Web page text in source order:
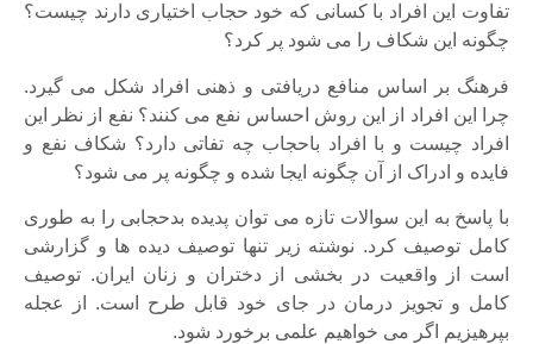
تفاوت این افراد با کسانی که خود حجاب اختیاری دارند چیست؟
چگونه این شکاف را می شود پر کرد؟
فرهنگ بر اساس منافع دریافتی و ذهنی افراد شکل می گیرد.
چرا این افراد از این روش احساس نفع می کنند؟ نفع از نظر این
افراد چیست و با افراد باحجاب چه تفاتی دارد؟ شکاف نفع و
فایده و ادراک از آن چگونه ایجا شده و چگونه پر می شود؟
با پاسخ به این سوالات تازه می توان پدیده بدحجابی را به طوری
کامل توصیف کرد. نوشته زیر تنها توصیف دیده ها و گزارشی
است از واقعیت در بخشی از دختران و زنان ایران. توصیف
کامل و تجویز درمان در جای خود قابل طرح است. از عجله
بپرهیزیم اگر می خواهیم علمی برخورد شود.